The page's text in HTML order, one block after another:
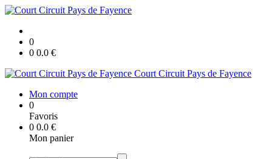
0
0 0.0 €
Court Circuit Pays de Fayence
Mon compte
0
Favoris
0 0.0 €
Mon panier